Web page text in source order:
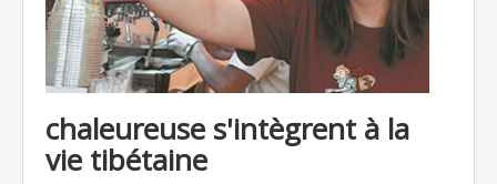
chaleureuse s'intègrent à la
vie tibétaine